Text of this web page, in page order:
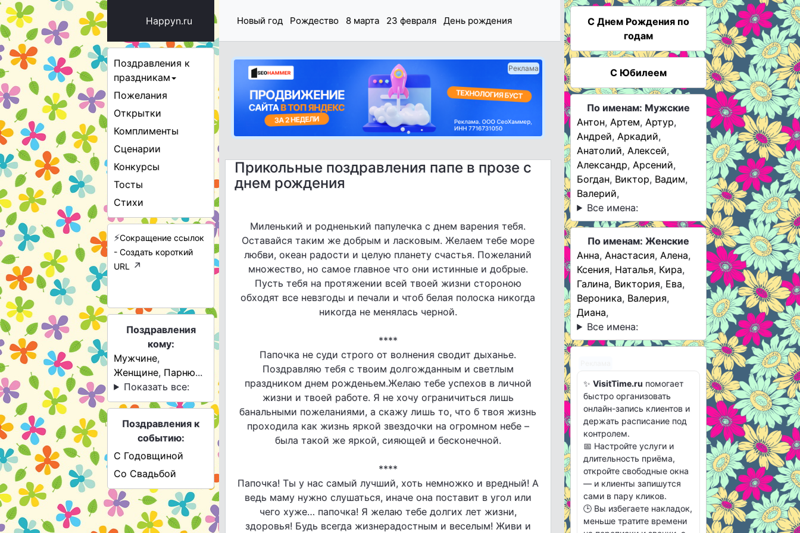
Новый год Рождество 8 марта 23 февраля День рождения
Happyn.ru
Поздравления к
праздникам
Пожелания
Открытки
Комплименты
Сценарии
Конкурсы
Тосты
Стихи
⚡Сокращение ссылок
- Создать короткий
URL
↗
Поздравления
кому:
Мужчине,
Женщине, Парню...
Показать все:
Поздравления к
событию:
С Годовщиной
Со Свадьбой
Реклама
Прикольные поздравления папе в прозе с
днем рождения
Миленький и родненький папулечка с днем варения тебя.
Оставайся таким же добрым и ласковым. Желаем тебе море
любви, океан радости и целую планету счастья. Пожеланий
множество, но самое главное что они истинные и добрые.
Пусть тебя на протяжении всей твоей жизни стороною
обходят все невзгоды и печали и чтоб белая полоска никогда
никогда не менялась черной.
****
Папочка не суди строго от волнения сводит дыханье.
Поздравляю тебя с твоим долгожданным и светлым
праздником днем рожденьем.Желаю тебе успехов в личной
жизни и твоей работе. Я не хочу ограничиться лишь
банальными пожеланиями, а скажу лишь то, что б твоя жизнь
проходила как жизнь яркой звездочки на огромном небе –
была такой же яркой, сияющей и бесконечной.
****
Папочка! Ты у нас самый лучший, хоть немножко и вредный! А
ведь маму нужно слушаться, иначе она поставит в угол или
чего хуже… папочка! Я желаю тебе долгих лет жизни,
здоровья! Будь всегда жизнерадостным и веселым! Живи и
C Днем Рождения по
годам
С Юбилеем
По именам: Мужские
Антон,Артем,Артур,
Андрей,Аркадий,
Анатолий,Алексей,
Александр,Арсений,
Богдан, Виктор, Вадим,
Валерий,
Все имена:
По именам: Женские
Анна,Анастасия,Алена,
Ксения, Наталья, Кира,
Галина, Виктория, Ева,
Вероника, Валерия,
Диана,
Все имена:
✨VisitTime.ru помогает
быстро организовать
онлайн-запись клиентов и
держать расписание под
контролем.
📅 Настройте услуги и
длительность приёма,
откройте свободные окна
— и клиенты запишутся
сами в пару кликов.
🕒 Вы избегаете накладок,
меньше тратите времени